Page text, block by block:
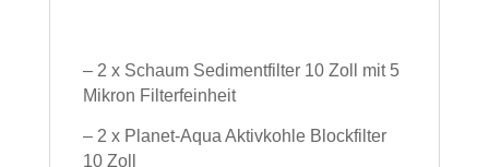
– 2 x Schaum Sedimentfilter 10 Zoll mit 5
Mikron Filterfeinheit
– 2 x Planet-Aqua Aktivkohle Blockfilter
10 Zoll